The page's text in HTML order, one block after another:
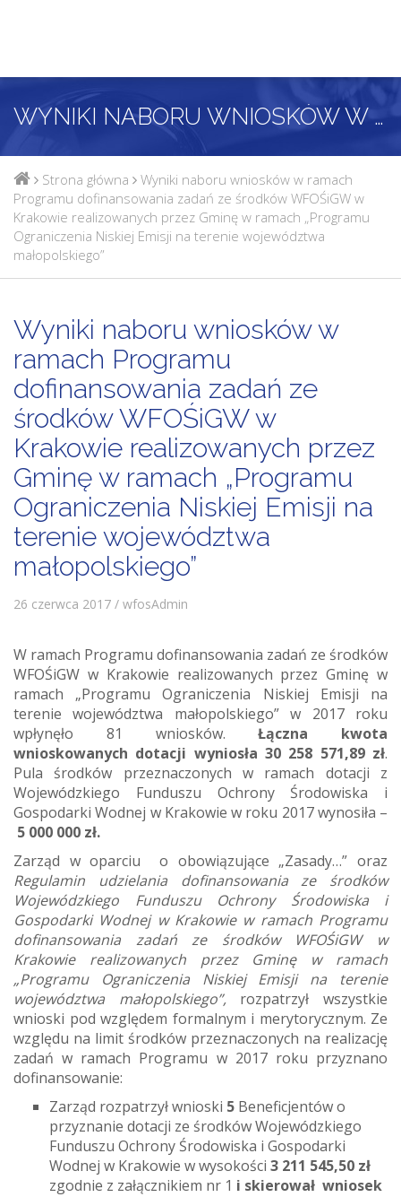
WYNIKI NABORU WNIOSKÓW W RAMACH PROGRAMU DOFINANSOWANIA ZADAŃ ZE ŚRODKÓW WFOŚIGW W KRAKOWIE REALIZOWANYCH PRZEZ GMINĘ W RAMACH „PROGRAMU OGRANICZENIA NISKIEJ EMISJI NA TERENIE WOJEWÓDZTWA MAŁOPOLSKIEGO”
Strona główna
Wyniki naboru wniosków w ramach
Programu dofinansowania zadań ze środków WFOŚiGW w
Krakowie realizowanych przez Gminę w ramach „Programu
Ograniczenia Niskiej Emisji na terenie województwa
małopolskiego”
Wyniki naboru wniosków w
ramach Programu
dofinansowania zadań ze
środków WFOŚiGW w
Krakowie realizowanych przez
Gminę w ramach „Programu
Ograniczenia Niskiej Emisji na
terenie województwa
małopolskiego”
26 czerwca 2017 / wfosAdmin
W ramach Programu dofinansowania zadań ze środków
WFOŚiGW w Krakowie realizowanych przez Gminę w
ramach „Programu Ograniczenia Niskiej Emisji na
terenie województwa małopolskiego” w 2017 roku
wpłynęło 81 wniosków.Łączna kwota
wnioskowanych dotacji wyniosła 30 258 571,89 zł.
Pula środków przeznaczonych w ramach dotacji z
Wojewódzkiego Funduszu Ochrony Środowiska i
Gospodarki Wodnej w Krakowie w roku 2017 wynosiła –
5 000 000 zł.
Zarząd w oparciu o obowiązujące „Zasady…” oraz
Regulamin udzielania dofinansowania ze środków
Wojewódzkiego Funduszu Ochrony Środowiska i
Gospodarki Wodnej w Krakowie w ramach Programu
dofinansowania zadań ze środków WFOŚiGW w
Krakowie realizowanych przez Gminę w ramach
„Programu Ograniczenia Niskiej Emisji na terenie
województwa małopolskiego”,rozpatrzył wszystkie
wnioski pod względem formalnym i merytorycznym. Ze
względu na limit środków przeznaczonych na realizację
zadań w ramach Programu w 2017 roku przyznano
dofinansowanie:
Zarząd rozpatrzył wnioski 5 Beneficjentów o
przyznanie dotacji ze środków Wojewódzkiego
Funduszu Ochrony Środowiska i Gospodarki
Wodnej w Krakowie w wysokości 3 211 545,50 zł
zgodnie z załącznikiem nr 1 i skierował wniosek